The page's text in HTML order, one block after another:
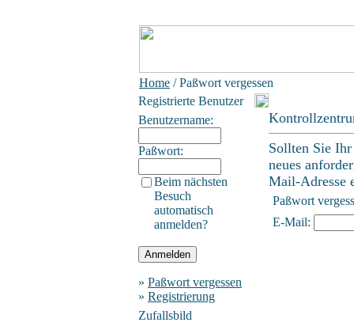
Home / Paßwort vergessen
Registrierte Benutzer
Benutzername:
Paßwort:
Beim nächsten
Besuch
automatisch
anmelden?
» Paßwort vergessen
» Registrierung
Zufallsbild
Sollten Sie
neues
Mail-Adresse
Paßwort
E-Mail: